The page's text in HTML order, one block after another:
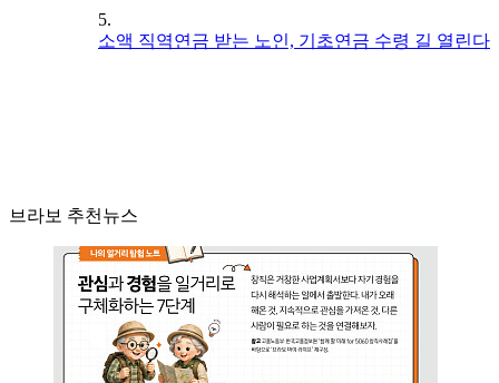
5.
소액 직역연금 받는 노인, 기초연금 수령 길 열린다
브라보 추천뉴스